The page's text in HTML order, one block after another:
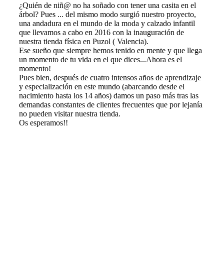
¿Quién de niñ@ no ha soñado con tener una casita en el
árbol? Pues ... del mismo modo surgió nuestro proyecto,
una andadura en el mundo de la moda y calzado infantil
que llevamos a cabo en 2016 con la inauguración de
nuestra tienda física en Puzol ( Valencia).
Ese sueño que siempre hemos tenido en mente y que llega
un momento de tu vida en el que dices...Ahora es el
momento!
Pues bien, después de cuatro intensos años de aprendizaje
y especialización en este mundo (abarcando desde el
nacimiento hasta los 14 años) damos un paso más tras las
demandas constantes de clientes frecuentes que por lejanía
no pueden visitar nuestra tienda.
Os esperamos!!